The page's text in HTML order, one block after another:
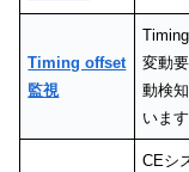
Timing offset
監視
変動
動検
います
CEシ